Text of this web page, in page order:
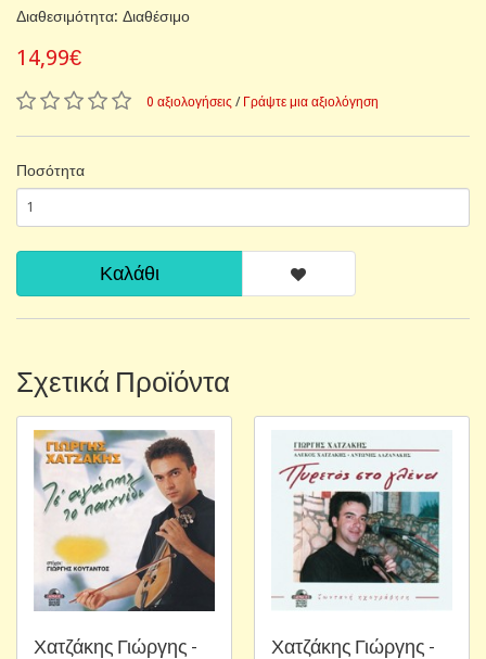
Διαθεσιμότητα: Διαθέσιμο
14,99€
0 αξιολογήσεις / Γράψτε μια αξιολόγηση
Ποσότητα
Καλάθι
Σχετικά Προϊόντα
Χατζάκης Γιώργης -
Χατζάκης Γιώργης -